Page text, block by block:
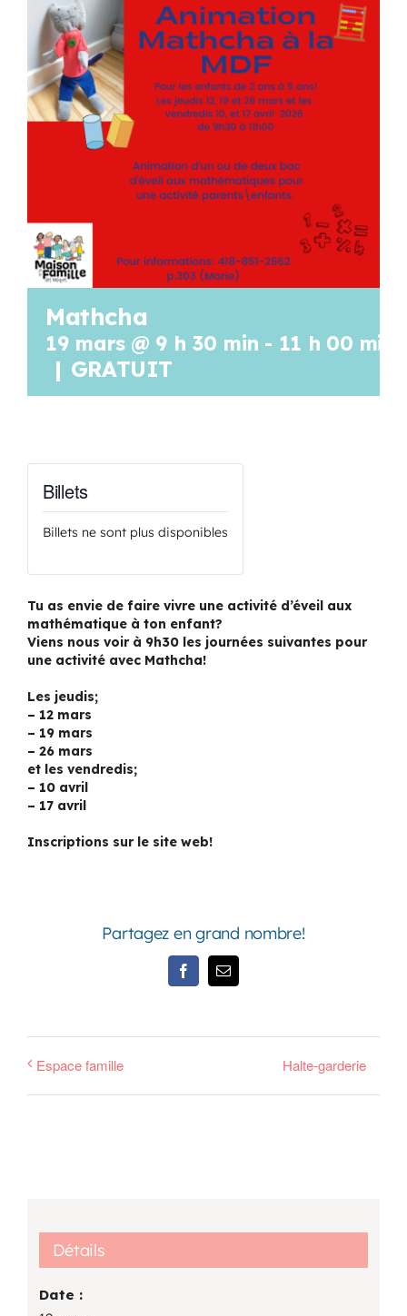
Programmation
Mon Compte
Mathcha
19 mars @ 9 h 30 min - 11 h 00 min
| GRATUIT
Billets
Billets ne sont plus disponibles
Tu as envie de faire vivre une activité d’éveil aux
mathématique à ton enfant?
Viens nous voir à 9h30 les journées suivantes pour
une activité avec Mathcha!
Les jeudis;
– 12 mars
– 19 mars
– 26 mars
et les vendredis;
– 10 avril
– 17 avril
Inscriptions sur le site web!
Partagez en grand nombre!
FacebookEmail
Espace famille Halte-garderie
Détails
Date :